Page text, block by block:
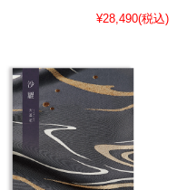
¥28,490(税込)